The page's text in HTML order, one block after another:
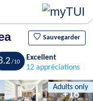
Sauvegarder
Adults only
Excellent
12 appréciations
+16